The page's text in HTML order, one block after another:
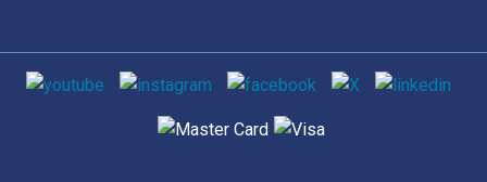
Medios de comunicación social
Métodos de pago admitidos